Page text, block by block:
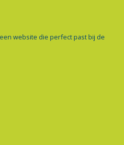
website die perfect past bij de